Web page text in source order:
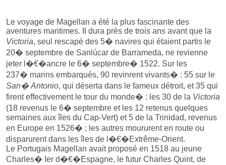
Le voyage de Magellan a été la plus fascinante des
aventures maritimes. Il dura près de trois ans avant que la
Victoria, seul rescapé des 5� navires qui étaient partis le
20� septembre de Sanlúcar de Barrameda, ne revienne
jeter l�€�ancre le 6� septembre� 1522. Sur les
237� marins embarqués, 90 revinrent vivants� : 55 sur le
San� Antonio, qui déserta dans le fameux détroit, et 35 qui
firent effectivement le tour du monde� : les 30 de la Victoria
(18 revenus le 6� septembre et les 12 retenus quelques
semaines aux îles du Cap-Vert) et 5 de la Trinidad, revenus
en Europe en 1526� ; les autres moururent en route ou
disparurent dans les îles de l�€�Extrême-Orient.
Le Portugais Magellan avait proposé en 1518 au jeune
Charles� Ier d�€�Espagne, le futur Charles Quint, de